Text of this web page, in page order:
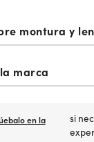
montura y
marca
en la
si